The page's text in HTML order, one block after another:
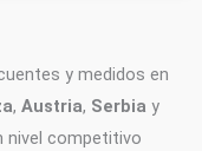
y medidos en
, Austria, Serbia y
nivel competitivo